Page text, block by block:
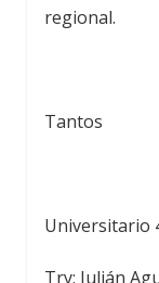
regional.
Tantos
Universitario
Try: Julián